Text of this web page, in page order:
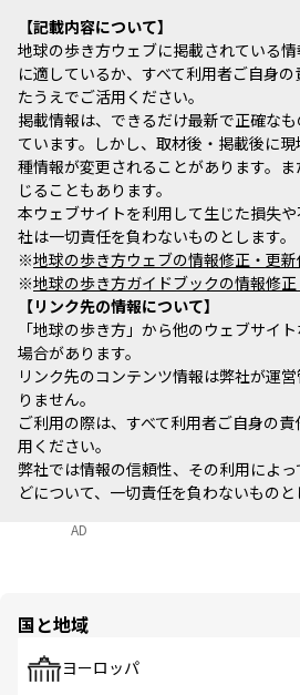
記載内容について
地球の歩き方ウェブに掲載されている
に適しているか、すべて利用者ご自身
たうえでご活用ください。
掲載情報は、できるだけ最新で正確な
ています。しかし、取材後・掲載後に
種情報が変更されることがあります。
じることもあります。
本ウェブサイトを利用して生じた損失
社は一切責任を負わないものとします。
※地球の歩き方ウェブの情報修正・更
※地球の歩き方ガイドブックの情報修
リンク先の情報について
「地球の歩き方」から他のウェブサイ
場合があります。
リンク先のコンテンツ情報は弊社が運
りません。
ご利用の際は、すべて利用者ご自身の
用ください。
弊社では情報の信頼性、その利用によ
どについて、一切責任を負わないものと
AD
国と地域
ヨーロッパ